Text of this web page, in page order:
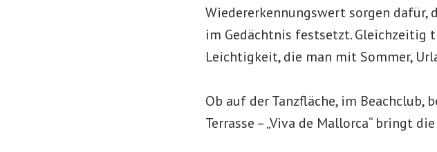
Wiedererkennungswert sorgen dafür,
im Gedächtnis festsetzt.
Leichtigkeit, die man mit Sommer,
Ob auf der Tanzfläche, im
Terrasse – „Viva de Mallorca“ bringt